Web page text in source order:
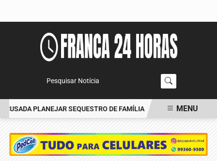
Pesquisar Notícia
PLANEJAR SEQUESTRO DE FAMÍLIA CARRO BATE EM
MENU